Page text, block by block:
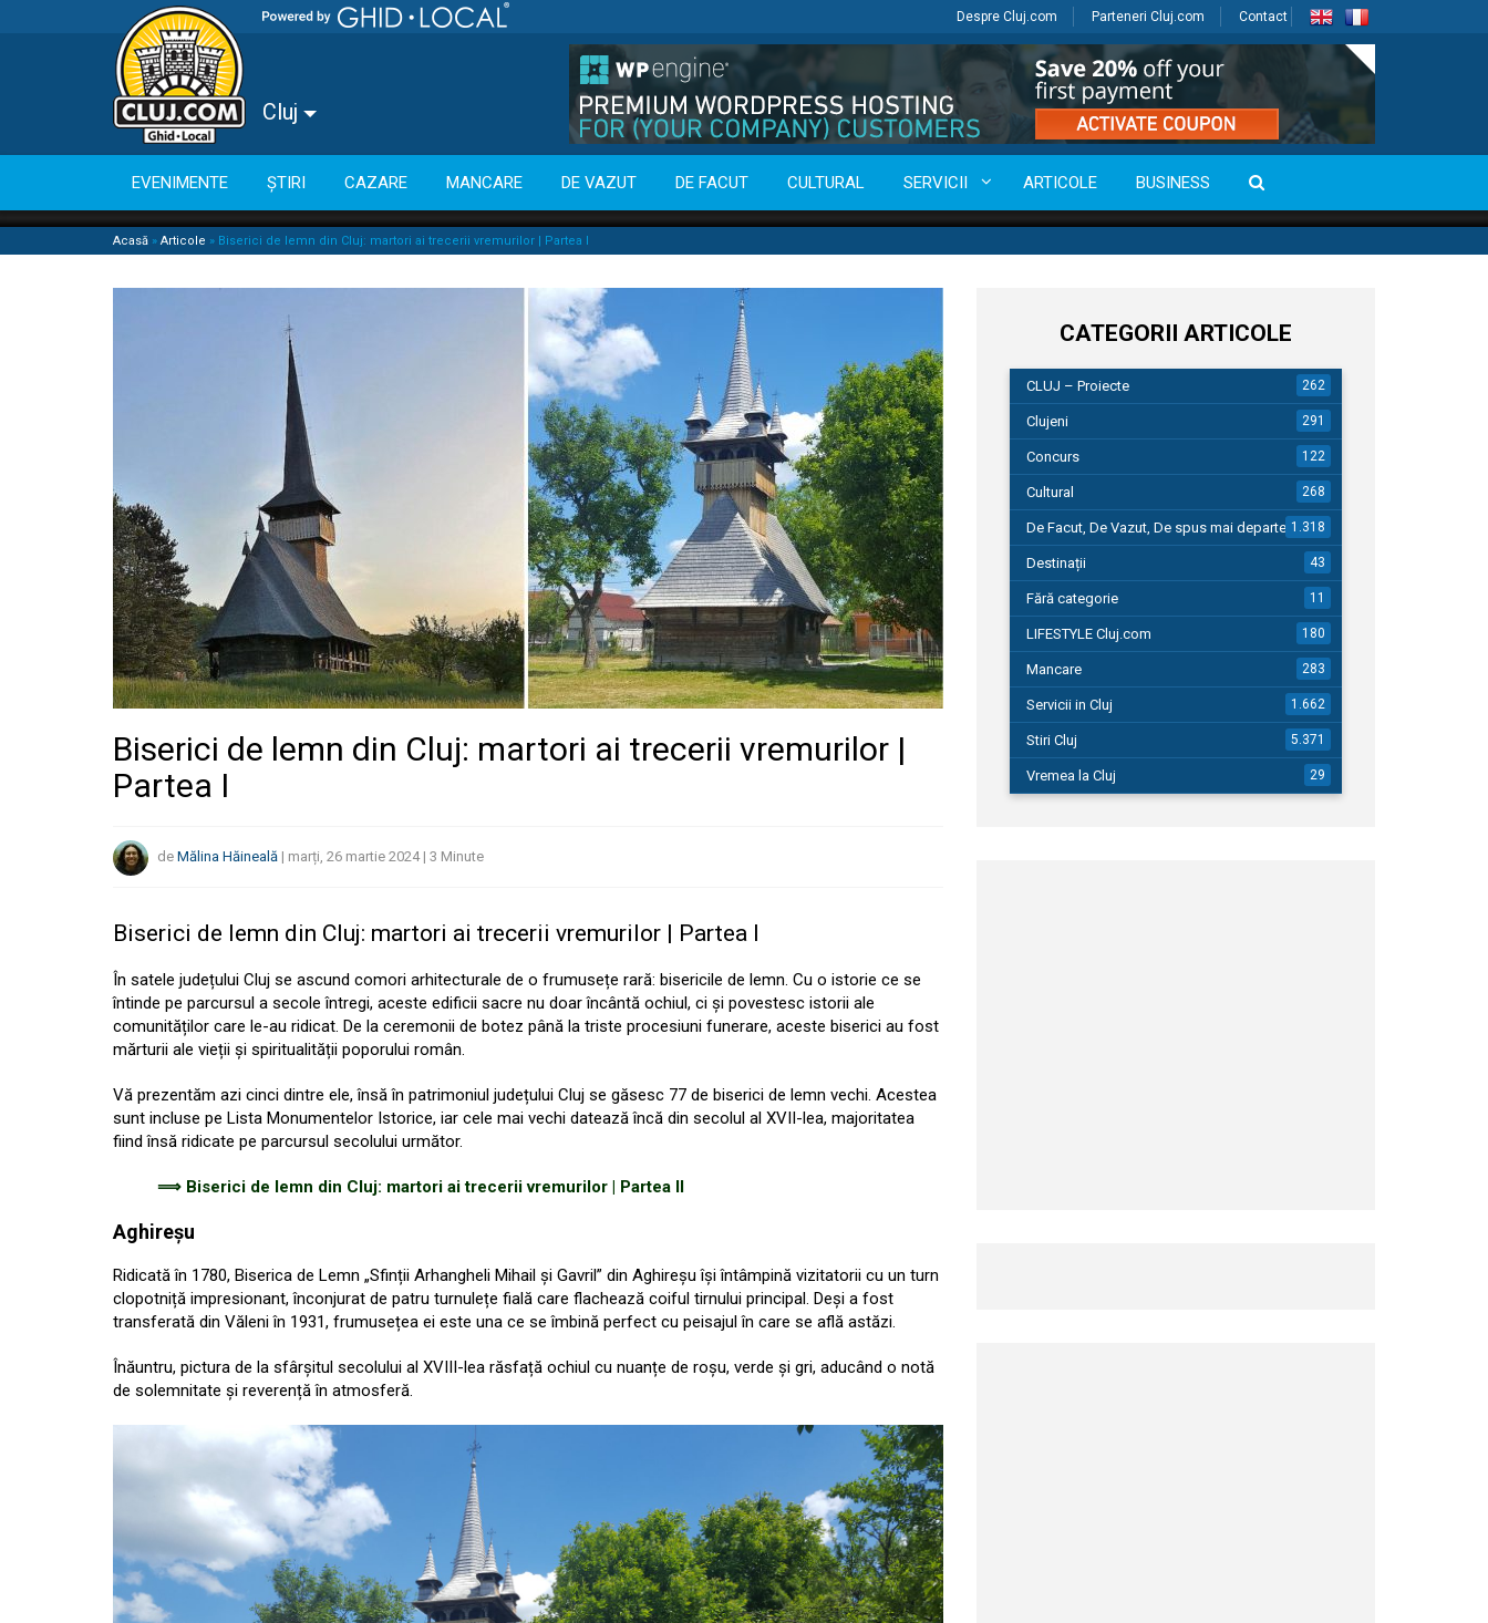
Despre Cluj.com Parteneri Cluj.com Contact
Cluj
EVENIMENTE ȘTIRI CAZARE MANCARE DE VAZUT DE FACUT CULTURAL SERVICII ARTICOLE BUSINESS
Acasă » Articole » Biserici de lemn din Cluj: martori ai trecerii vremurilor | Partea I
Biserici de lemn din Cluj: martori ai trecerii vremurilor |
Partea I
de Mălina Hăineală | marți, 26 martie 2024| 3 Minute
Biserici de lemn din Cluj: martori ai trecerii vremurilor | Partea I
În satele județului Cluj se ascund comori arhitecturale de o frumusețe rară: bisericile de lemn. Cu o istorie ce se
întinde pe parcursul a secole întregi, aceste edificii sacre nu doar încântă ochiul, ci și povestesc istorii ale
comunităților care le-au ridicat. De la ceremonii de botez până la triste procesiuni funerare, aceste biserici au fost
mărturii ale vieții și spiritualității poporului român.
Vă prezentăm azi cinci dintre ele, însă în patrimoniul județului Cluj se găsesc 77 de biserici de lemn vechi. Acestea
sunt incluse pe Lista Monumentelor Istorice, iar cele mai vechi datează încă din secolul al XVII-lea, majoritatea
fiind însă ridicate pe parcursul secolului următor.
⟹ Biserici de lemn din Cluj: martori ai trecerii vremurilor | Partea II
Aghireșu
Ridicată în 1780, Biserica de Lemn „Sfinții Arhangheli Mihail și Gavril” din Aghireșu își întâmpină vizitatorii cu un turn
clopotniță impresionant, înconjurat de patru turnulețe fială care flachează coiful tirnului principal. Deși a fost
transferată din Văleni în 1931, frumusețea ei este una ce se îmbină perfect cu peisajul în care se află astăzi.
Înăuntru, pictura de la sfârșitul secolului al XVIII-lea răsfață ochiul cu nuanțe de roșu, verde și gri, aducând o notă
de solemnitate și reverență în atmosferă.
CATEGORII ARTICOLE
CLUJ – Proiecte 262
Clujeni 291
Concurs 122
Cultural 268
De Facut, De Vazut, De spus mai departe…1.318
Destinații 43
Fără categorie 11
LIFESTYLE Cluj.com 180
Mancare 283
Servicii in Cluj 1.662
Stiri Cluj 5.371
Vremea la Cluj 29